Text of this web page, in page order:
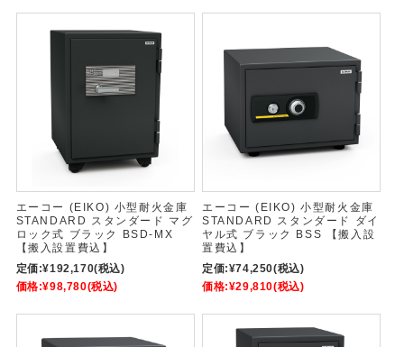
エーコー (EIKO) 小型耐火金庫
STANDARD スタンダード マグ
ロック式 ブラック BSD-MX
【搬入設置費込】
定価:¥192,170(税込)
価格:¥98,780(税込)
エーコー (EIKO) 小型耐火金庫
STANDARD スタンダード ダイ
ヤル式 ブラック BSS 【搬入設
置費込】
定価:¥74,250(税込)
価格:¥29,810(税込)